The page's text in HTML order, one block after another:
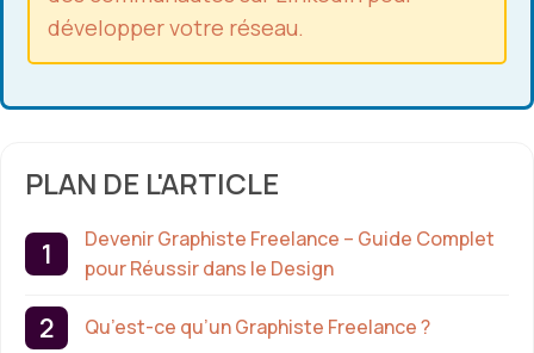
développer votre réseau.
PLAN DE L'ARTICLE
Devenir Graphiste Freelance – Guide Complet
pour Réussir dans le Design
Qu’est-ce qu’un Graphiste Freelance ?